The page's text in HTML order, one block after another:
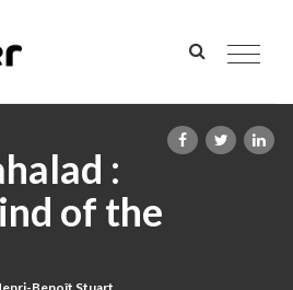
Toggle
:
of the